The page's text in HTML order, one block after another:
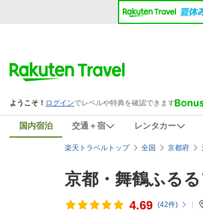
国内宿泊 交通＋宿 レンタカー
楽天トラベルトップ 全国 京都府
京都・舞鶴ふる
4.69 (42件)